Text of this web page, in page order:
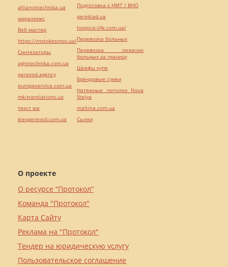
О проекте
О ресурсе “Протокол”
Команда "Протокол"
Карта Сайту
Реклама на "Протокол"
Тендер на юридическую услугу
Пользовательское соглашение
alliancetechnika.ua
миралинкс
Веб мастер
https://motokosmos.ua/
Синтезаторы
agrotechnika.com.ua
perevod.agency
europeservice.com.ua
mk-translations.ua
текст юа
kievperevod.com.ua
Подготовка к НМТ / ВНО
pereklad.ua
hospice-life.com.ua/
Перевозка больных
Перевозка лежачих
больных за границу
Шкафы купе
Брендовые сумки
Натяжные потолки Nova
Stelya
maltina.com.ua
Cылки